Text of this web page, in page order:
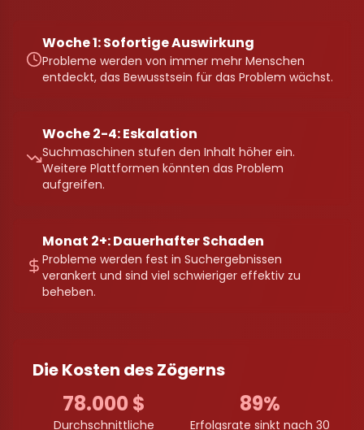
Woche 1: Sofortige Auswirkung
Probleme werden von immer mehr Menschen
entdeckt, das Bewusstsein für das Problem wächst.
Woche 2-4: Eskalation
Suchmaschinen stufen den Inhalt höher ein.
Weitere Plattformen könnten das Problem
aufgreifen.
Monat 2+: Dauerhafter Schaden
Probleme werden fest in Suchergebnissen
verankert und sind viel schwieriger effektiv zu
beheben.
Die Kosten des Zögerns
78.000 $
Durchschnittliche
89%
Erfolgsrate sinkt nach 30